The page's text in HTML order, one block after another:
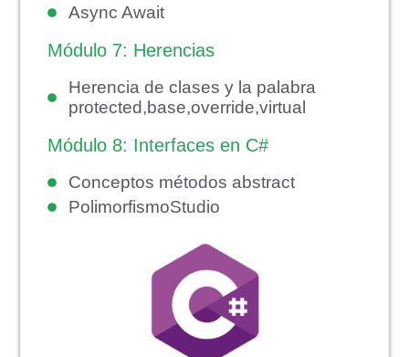
Async Await
Módulo 7: Herencias
Herencia de clases y la palabra
protected,base,override,virtual
Módulo 8: Interfaces en C#
Conceptos métodos abstract
PolimorfismoStudio